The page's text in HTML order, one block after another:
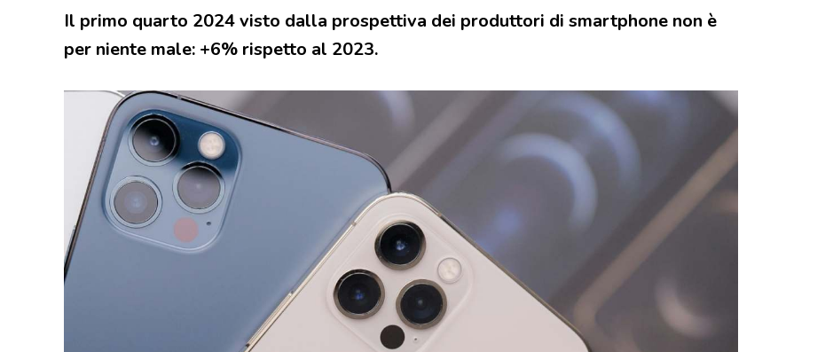
Il primo quarto 2024 visto dalla prospettiva dei produttori di smartphone non è
per niente male: +6% rispetto al 2023.